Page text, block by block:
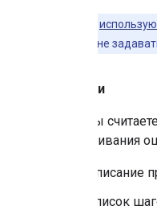
а не
Ошибки
Если вы
отслеживания
Описание
Список